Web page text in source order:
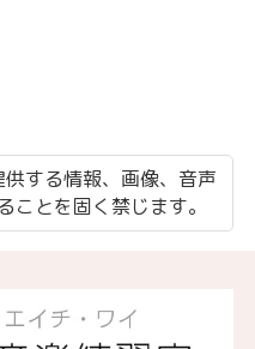
する情報、画像、音声
ことを固く禁じます。